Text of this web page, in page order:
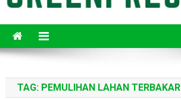
TAG: PEMULIHAN LAHAN TERBAKAR